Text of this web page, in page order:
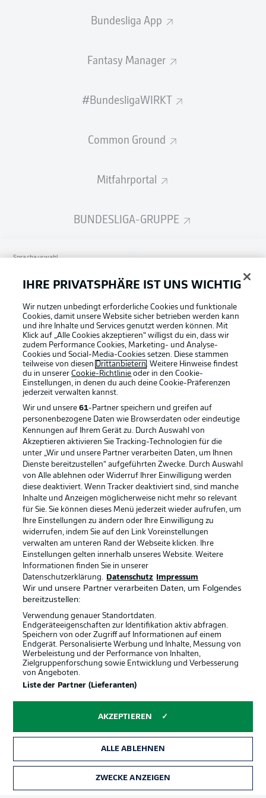
Bundesliga App
Fantasy Manager
#BundesligaWIRKT
Common Ground
Mitfahrportal
BUNDESLIGA-GRUPPE
Sprachauswahl
Login
Football as it's meant to be
Offizielle Partner
Rechtliche Hinweise
Datenschutz Nutzungsbedingungen
Jobs
Impressum Partner
IHRE PRIVATSPHÄRE IST UNS WICHTIG
Wir nutzen unbedingt erforderliche Cookies und funktionale
Cookies, damit unsere Website sicher betrieben werden kann
und ihre Inhalte und Services genutzt werden können. Mit
Klick auf „Alle Cookies akzeptieren“ willigst du ein, dass wir
zudem Performance Cookies, Marketing- und Analyse-
Cookies und Social-Media-Cookies setzen. Diese stammen
teilweise von diesen Drittanbietern. Weitere Hinweise findest
du in unsererCookie-Richtlinie oder in den Cookie-
Einstellungen, in denen du auch deine Cookie-Präferenzen
jederzeit verwalten kannst.
Wir und unsere61-Partner speichern und greifen auf
personenbezogene Daten wie Browserdaten oder eindeutige
Kennungen auf Ihrem Gerät zu. Durch Auswahl von
Akzeptieren aktivieren Sie Tracking-Technologien für die
unter „Wir und unsere Partner verarbeiten Daten, um Ihnen
Dienste bereitzustellen“ aufgeführten Zwecke. Durch Auswahl
von Alle ablehnen oder Widerruf Ihrer Einwilligung werden
diese deaktiviert. Wenn Tracker deaktiviert sind, sind manche
Inhalte und Anzeigen möglicherweise nicht mehr so relevant
für Sie. Sie können dieses Menü jederzeit wieder aufrufen, um
Ihre Einstellungen zu ändern oder Ihre Einwilligung zu
widerrufen, indem Sie auf den Link Voreinstellungen
verwalten am unteren Rand der Webseite klicken. Ihre
Einstellungen gelten innerhalb unseres Website. Weitere
Informationen finden Sie in unserer
Datenschutzerklärung.
Datenschutz Impressum
Wir und unsere Partner verarbeiten Daten, um Folgendes
bereitzustellen:
Verwendung genauer Standortdaten.
Endgeräteeigenschaften zur Identifikation aktiv abfragen.
Speichern von oder Zugriff auf Informationen auf einem
Endgerät. Personalisierte Werbung und Inhalte, Messung von
Werbeleistung und der Performance von Inhalten,
Zielgruppenforschung sowie Entwicklung und Verbesserung
von Angeboten.
Liste der Partner (Lieferanten)
AKZEPTIEREN
ALLE ABLEHNEN
ZWECKE ANZEIGEN